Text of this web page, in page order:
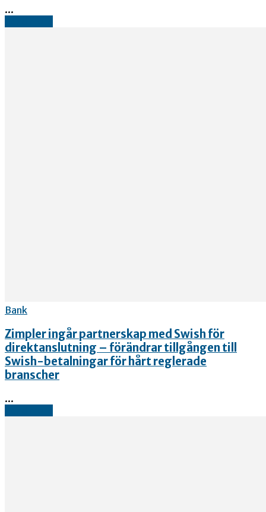
...
Bank
Zimpler ingår partnerskap med Swish för
direktanslutning – förändrar tillgången till
Swish-betalningar för hårt reglerade
branscher
...